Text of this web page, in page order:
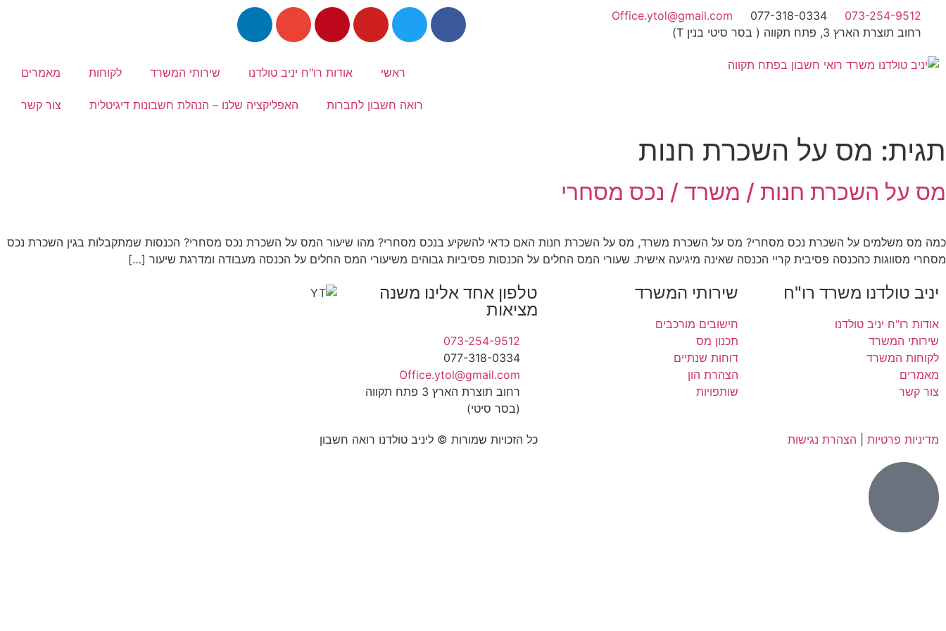
073-254-9512
077-318-0334
Office.ytol@gmail.com
רחוב תוצרת הארץ 3, פתח תקווה ( בסר סיטי בנין T)
ראשי אודות רו"ח יניב טולדנו שירותי המשרד לקוחות מאמרים
רואה חשבון לחברות האפליקציה שלנו – הנהלת חשבונות דיגיטלית צור קשר
תגית: מס על השכרת חנות
מס על השכרת חנות / משרד / נכס מסחרי
כמה מס משלמים על השכרת נכס מסחרי? מס על השכרת משרד, מס על השכרת חנות האם כדאי להשקיע בנכס מסחרי? מהו שיעור המס על השכרת נכס מסחרי? הכנסות שמתקבלות בגין השכרת נכס
מסחרי מסווגות כהכנסה פסיבית קריי הכנסה שאינה מיגיעה אישית. שעורי המס החלים על הכנסות פסיביות גבוהים משיעורי המס החלים על הכנסה מעבודה ומדרגת שיעור […]
יניב טולדנו משרד רו"ח
אודות רו"ח יניב טולדנו
שירותי המשרד
לקוחות המשרד
מאמרים
צור קשר
שירותי המשרד
חישובים מורכבים
תכנון מס
דוחות שנתיים
הצהרת הון
שותפויות
טלפון אחד אלינו משנה
מציאות
073-254-9512
077-318-0334
Office.ytol@gmail.com
רחוב תוצרת הארץ 3 פתח תקווה
(בסר סיטי)
מדיניות פרטיות הצהרת נגישות כל הזכויות שמורות © ליניב טולדנו רואה חשבון